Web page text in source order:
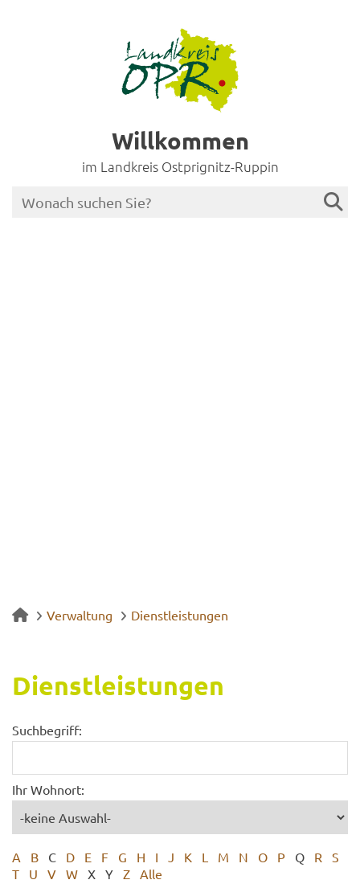
Willkommen
im Landkreis Ostprignitz-Ruppin
Verwaltung Dienstleistungen
Dienst­leis­tun­gen
Suchbegriff:
Ihr Wohnort:
A B C D E F G H I J K L M N O P Q R
S
T
U V W X Y Z Alle